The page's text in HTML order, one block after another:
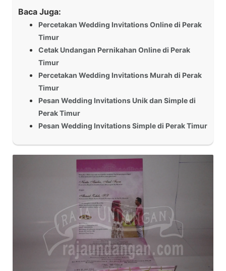
Baca Juga:
Percetakan Wedding Invitations Online di Perak
Timur
Cetak Undangan Pernikahan Online di Perak
Timur
Percetakan Wedding Invitations Murah di Perak
Timur
Pesan Wedding Invitations Unik dan Simple di
Perak Timur
Pesan Wedding Invitations Simple di Perak Timur